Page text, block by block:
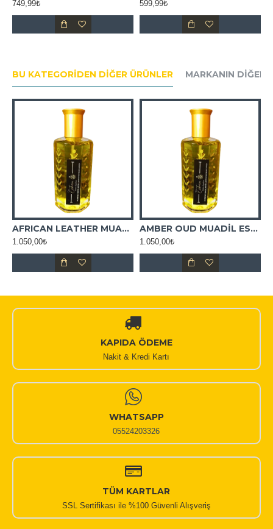
749,99₺ 599,99₺
BU KATEGORIDEN DIĞER ÜRÜNLER MARKANIN DIĞER
AFRICAN LEATHER MUADİL ESANS
1.050,00₺
AMBER OUD MUADİL ESANS
1.050,00₺
KAPIDA ÖDEME
Nakit & Kredi Kartı
WHATSAPP
05524203326
TÜM KARTLAR
SSL Sertifikası ile %100 Güvenli Alışveriş